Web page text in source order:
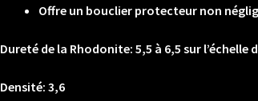
Offre un bouclier protecteur non
Dureté de la Rhodonite:5,5 à 6,5 sur l’échelle
Densité: 3,6